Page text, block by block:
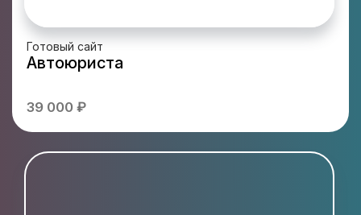
Готовый сайт
Автоюриста
39 000 ₽